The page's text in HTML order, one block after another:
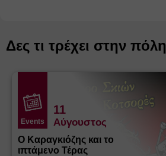
Δες τι τρέχει στην πόλη
Events
11
Αύγουστος
Ο Καραγκιόζης και το
ιπτάμενο Τέρας